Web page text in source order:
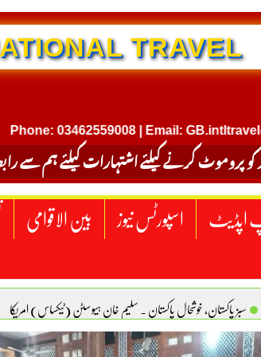
TRAVEL
03462559008 | Email:
کو پروموٹ کرنے کیلئے اشتہارات کیلئے ہم سے
اپڈیٹ اسپورٹس نیوز بین الاقوامی
سبز پاکستان، خوشحال پاکستان . سلیم خان ہیوسٹن (ٹیکساس) امریکا
کی اصل پہچان. یاسر دانیال صابری